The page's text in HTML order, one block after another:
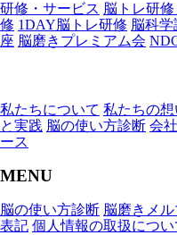
研修・サービス 脳トレ研修
修 1DAY脳トレ研修 脳科
座 脳磨きプレミアム会
私たちについて 私たちの
と実践 脳の使い方診断 会
ース
MENU
脳の使い方診断 脳磨きメ
表記 個人情報の取扱につい